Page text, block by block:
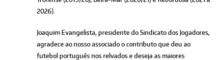
2026).
Joaquim Evangelista, presidente do Sindicato dos Jogadores,
agradece ao nosso associado o contributo que deu ao
futebol português nos relvados e deseja as maiores